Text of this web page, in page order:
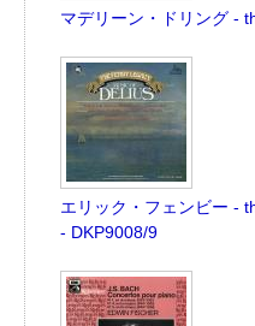
マデリーン・ドリング -
エリック・フェンビー -
- DKP9008/9